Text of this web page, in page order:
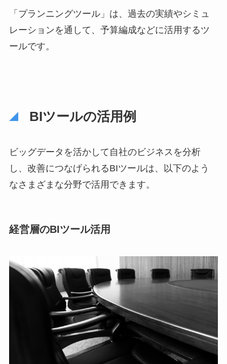
「プランニングツール」は、過去の実績やシミュ
レーションを通して、予算編成などに活用するツ
ールです。
BIツールの活用例
ビッグデータを活かして自社のビジネスを分析
し、改善につなげられるBIツールは、以下のよう
なさまざまな分野で活用できます。
経営層のBIツール活用